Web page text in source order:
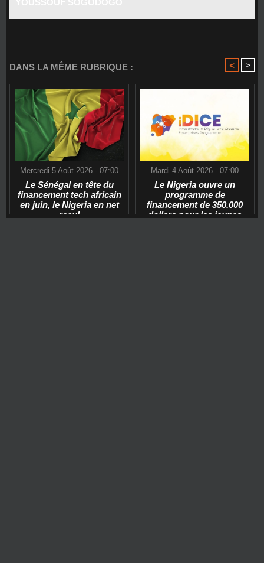
DANS LA MÊME RUBRIQUE : < >
Mercredi 5 Août 2026 - 07:00
Le Sénégal en tête du
financement tech africain
en juin, le Nigeria en net
recul
Mardi 4 Août 2026 - 07:00
Le Nigeria ouvre un
programme de
financement de 350.000
dollars pour les jeunes